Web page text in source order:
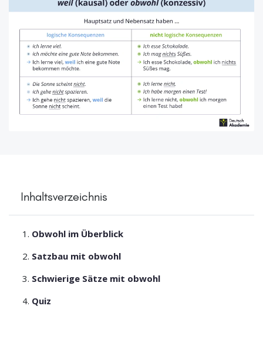
Inhaltsverzeichnis
Obwohl im Überblick
Satzbau mit obwohl
Schwierige Sätze mit obwohl
Quiz